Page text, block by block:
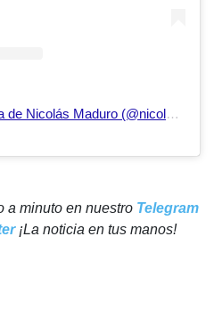
Una publicación compartida de Nicolás Maduro (@nicolasmaduro)
a minuto en nuestro Telegram
¡La noticia en tus manos!